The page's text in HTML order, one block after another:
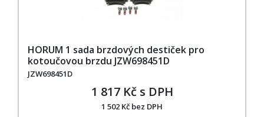
HORUM 1 sada brzdových destiček pro
kotoučovou brzdu JZW698451D
JZW698451D
1 817 Kč s DPH
1 502 Kč bez DPH